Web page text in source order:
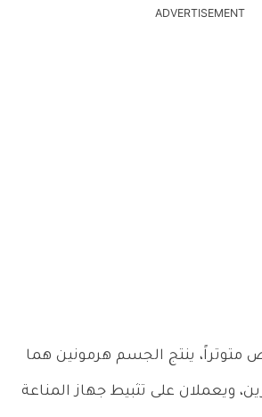
ADVERTISEMENT
ينتج الجسم هرمونين هما
ويعملان على تثبيط جهاز المناعة